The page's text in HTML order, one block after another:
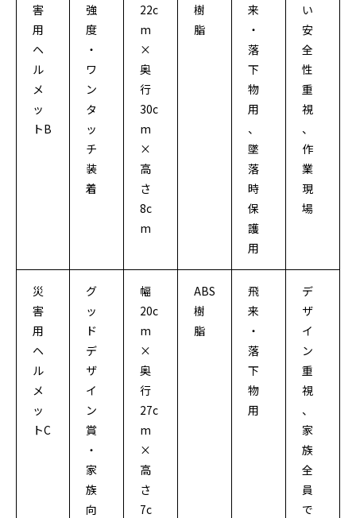
害
用
ヘ
ル
メ
ッ
トB
強
度
・
ワ
ン
タ
ッ
チ
装
着
22c
m
×
奥
行
30c
m
×
高
さ
8c
m
樹
脂
来
・
落
下
物
用
、
墜
落
時
保
護
用
い
安
全
性
重
視
、
作
業
現
場
災
害
用
ヘ
ル
メ
ッ
トC
グ
ッ
ド
デ
ザ
イ
ン
賞
・
家
族
向
幅
20c
m
×
奥
行
27c
m
×
高
さ
7c
ABS
樹
脂
飛
来
・
落
下
物
用
デ
ザ
イ
ン
重
視
、
家
族
全
員
で